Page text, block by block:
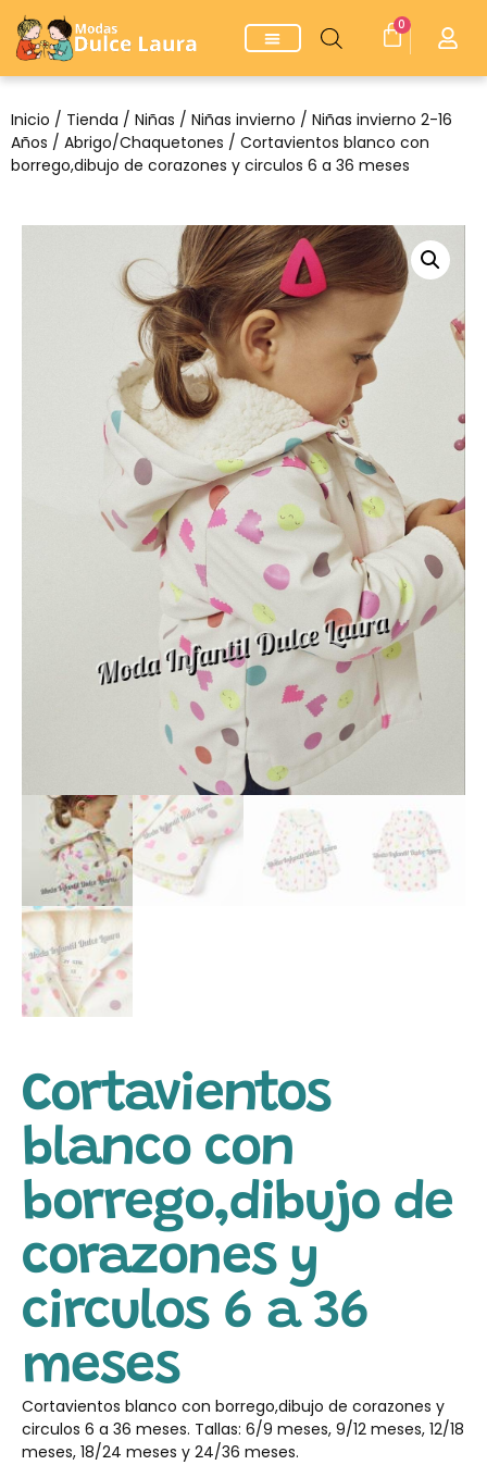
0
Inicio / Tienda / Niñas / Niñas invierno / Niñas invierno 2-16
Años / Abrigo/Chaquetones / Cortavientos blanco con
borrego,dibujo de corazones y circulos 6 a 36 meses
Cortavientos
blanco con
borrego,dibujo de
corazones y
circulos 6 a 36
meses
Cortavientos blanco con borrego,dibujo de corazones y
circulos 6 a 36 meses. Tallas: 6/9 meses, 9/12 meses, 12/18
meses, 18/24 meses y 24/36 meses.